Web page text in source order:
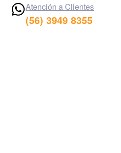
Atención a Clientes
(56) 3949 8355